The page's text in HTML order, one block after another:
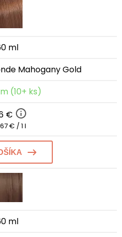
ml
Mahogany Gold
(10+ ks)
€
€ / 1 l
ml